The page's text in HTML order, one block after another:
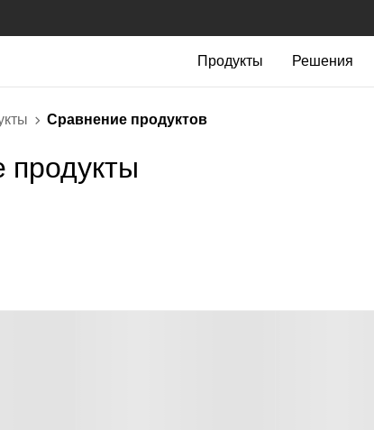
Продукты Решения
Сравнение продуктов
продукты